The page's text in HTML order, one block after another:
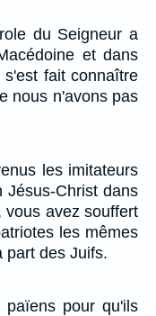
du Seigneur a
et dans
fait connaître
nous n'avons pas
les imitateurs
Jésus-Christ dans
vous avez souffert
les mêmes
part des Juifs.
païens pour qu'ils